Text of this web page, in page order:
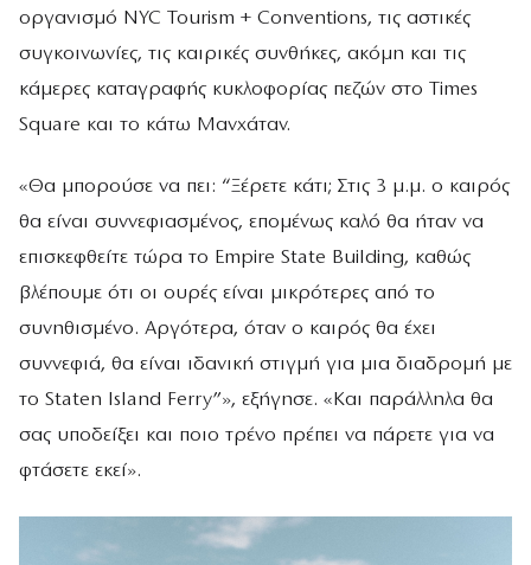
οργανισμό NYC Tourism + Conventions, τις αστικές
συγκοινωνίες, τις καιρικές συνθήκες, ακόμη και τις
κάμερες καταγραφής κυκλοφορίας πεζών στο Times
Square και το κάτω Μανχάταν.
«Θα μπορούσε να πει: “Ξέρετε κάτι; Στις 3 μ.μ. ο καιρός
θα είναι συννεφιασμένος, επομένως καλό θα ήταν να
επισκεφθείτε τώρα το Empire State Building, καθώς
βλέπουμε ότι οι ουρές είναι μικρότερες από το
συνηθισμένο. Αργότερα, όταν ο καιρός θα έχει
συννεφιά, θα είναι ιδανική στιγμή για μια διαδρομή με
το Staten Island Ferry”», εξήγησε. «Και παράλληλα θα
σας υποδείξει και ποιο τρένο πρέπει να πάρετε για να
φτάσετε εκεί».